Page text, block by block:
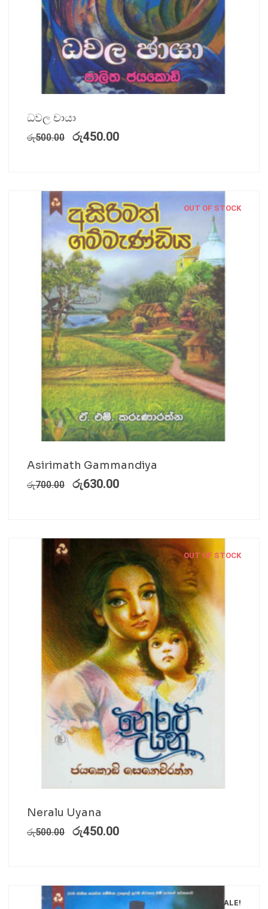
ධවල චායා
රු500.00 රු450.00
OUT OF STOCK
Asirimath Gammandiya
රු700.00 රු630.00
OUT OF STOCK
Neralu Uyana
රු500.00 රු450.00
SALE!